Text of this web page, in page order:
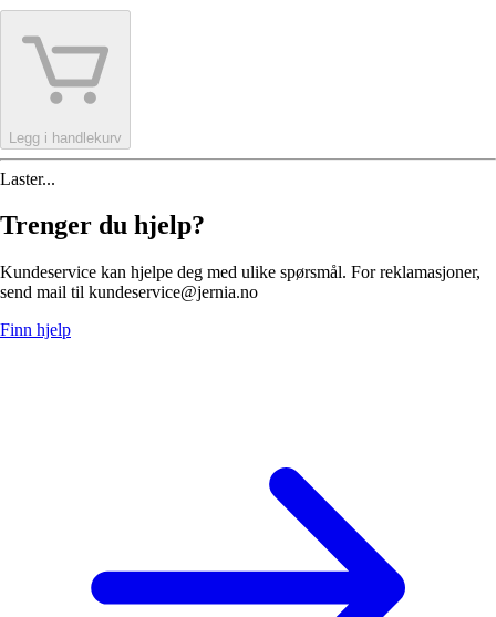
Legg i handlekurv
Laster...
Trenger du hjelp?
Kundeservice kan hjelpe deg med ulike spørsmål. For reklamasjoner,
send mail til kundeservice@jernia.no
Finn hjelp